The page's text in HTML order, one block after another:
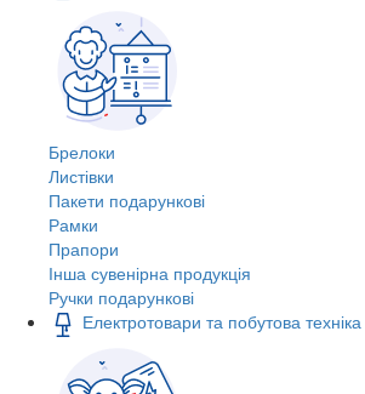
Брелоки
Листівки
Пакети подарункові
Рамки
Прапори
Інша сувенірна продукція
Ручки подарункові
Електротовари та побутова техніка